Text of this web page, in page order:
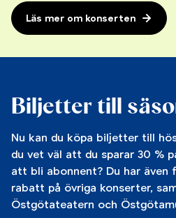
Läs mer om konserten
Biljetter till
Nu kan du köpa biljetter till
du vet väl att du sparar 30 %
att bli abonnent? Du har även
rabatt på övriga konserter,
Östgötateatern och